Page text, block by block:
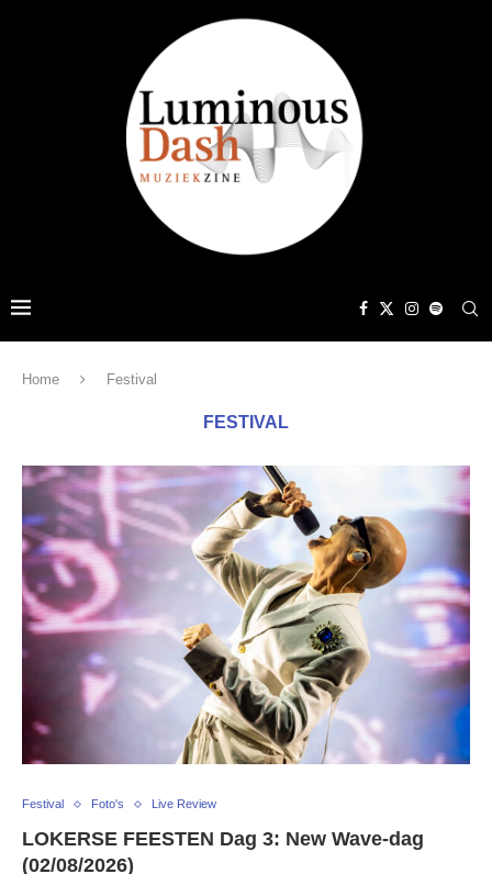
Home Festival
FESTIVAL
Festival Foto's Live Review
LOKERSE FEESTEN Dag 3: New Wave-dag
(02/08/2026)